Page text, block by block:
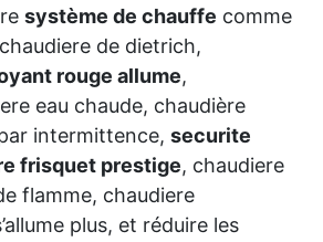
système de chauffe comme
de dietrich,
rouge allume,
eau chaude, chaudière
intermittence, securite
frisquet prestige, chaudiere
flamme, chaudiere
plus, et réduire les